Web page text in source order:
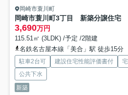
岡崎市蓑川町
3,690万円
115.51㎡ (3LDK) /予定 /2階建
名鉄名古屋本線「美合」駅 徒歩15分
駐車2台可 建設住宅性能評価書付
公共下水
新築